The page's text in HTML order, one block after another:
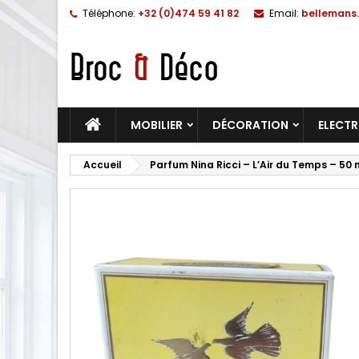
Téléphone: +32 (0)474 59 41 82 Email:
MOBILIER DÉCORATION
Accueil Parfum Nina Ricci – L’Air du Temps –